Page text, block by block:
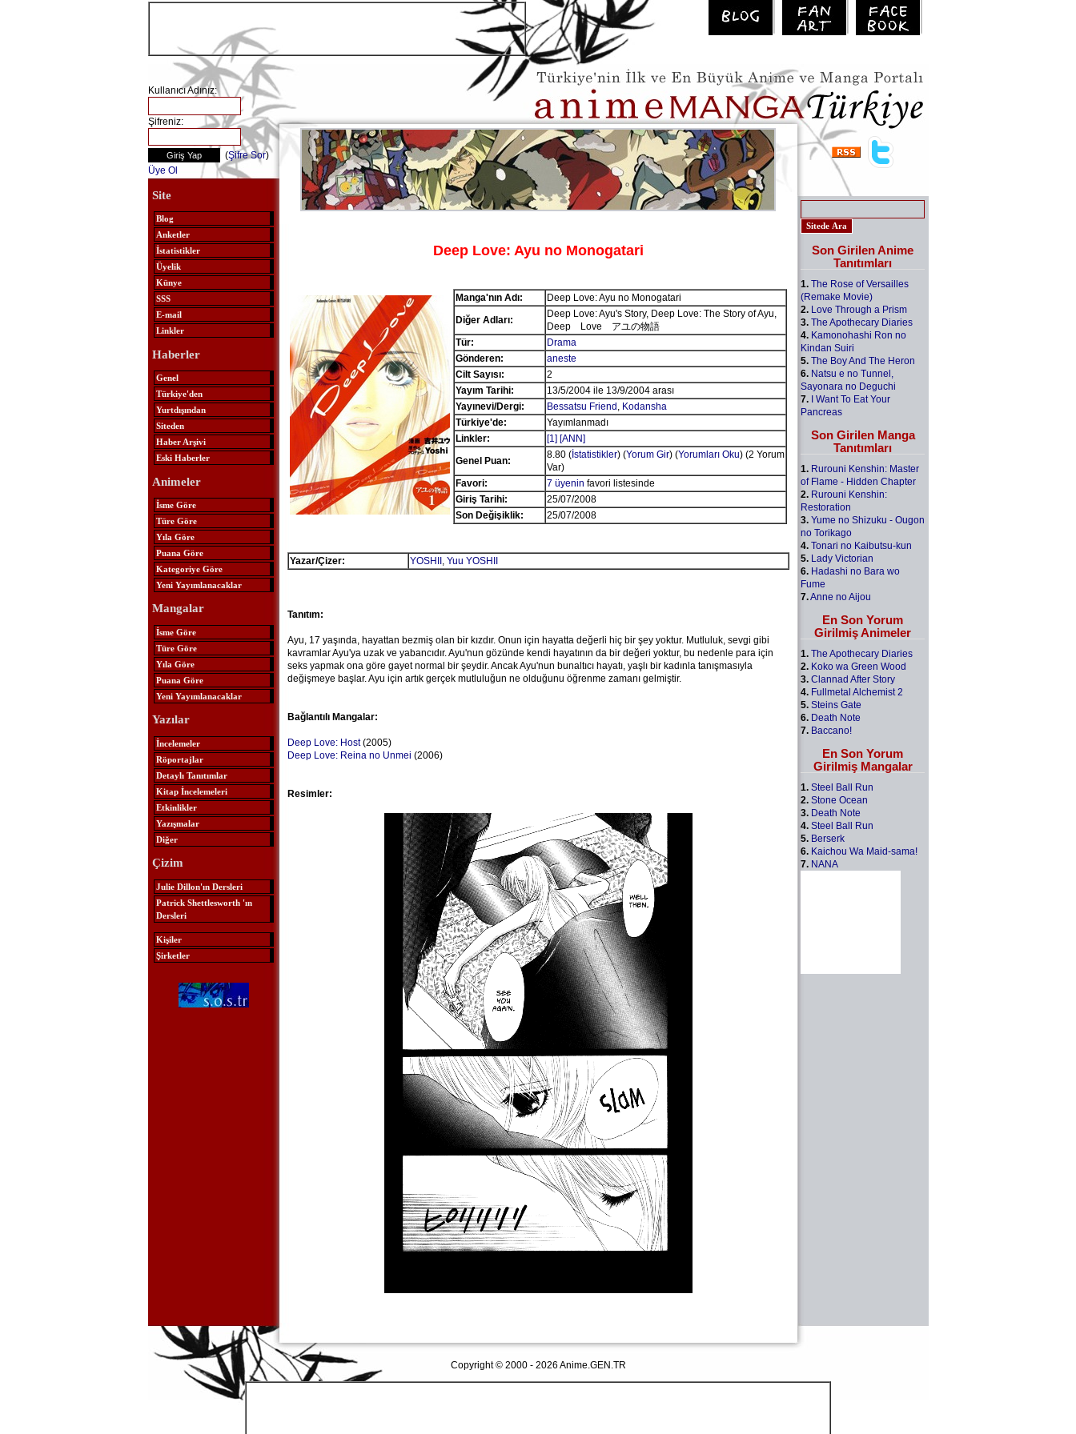
Kullanıcı Adınız:
Şifreniz:
(Şifre Sor)
Üye Ol
Site
Blog
Anketler
İstatistikler
Üyelik
Künye
SSS
E-mail
Linkler
Haberler
Genel
Türkiye'den
Yurtdışından
Siteden
Haber Arşivi
Eski Haberler
Animeler
İsme Göre
Türe Göre
Yıla Göre
Puana Göre
Kategoriye Göre
Yeni Yayımlanacaklar
Mangalar
İsme Göre
Türe Göre
Yıla Göre
Puana Göre
Yeni Yayımlanacaklar
Yazılar
İncelemeler
Röportajlar
Detaylı Tanıtımlar
Kitap İncelemeleri
Etkinlikler
Yazışmalar
Diğer
Çizim
Julie Dillon'ın Dersleri
Patrick Shettlesworth 'ın
Dersleri
Kişiler
Şirketler
Deep Love: Ayu no Monogatari
Manga'nın Adı:
Deep Love: Ayu no Monogatari
Diğer Adları:
Deep Love: Ayu's Story, Deep Love: The Story of Ayu,
Deep Love アユの物語
Tür:
Drama
Gönderen:
aneste
Cilt Sayısı:
2
Yayım Tarihi:
13/5/2004 ile 13/9/2004 arası
Yayınevi/Dergi:
Bessatsu Friend , Kodansha
Türkiye'de:
Yayımlanmadı
Linkler:
[1] [ANN]
Genel Puan:
8.80 (İstatistikler) (Yorum Gir) (Yorumları Oku) (2 Yorum
Var)
Favori:
7 üyenin favori listesinde
Giriş Tarihi:
25/07/2008
Son Değişiklik:
25/07/2008
Yazar/Çizer: YOSHII , Yuu YOSHII
Tanıtım:
Ayu, 17 yaşında, hayattan bezmiş olan bir kızdır. Onun için hayatta değerli hiç bir şey yoktur. Mutluluk, sevgi gibi
kavramlar Ayu'ya uzak ve yabancıdır. Ayu'nun gözünde kendi hayatının da bir değeri yoktur, bu nedenle para için
seks yapmak ona göre gayet normal bir şeydir. Ancak Ayu'nun bunaltıcı hayatı, yaşlı bir kadınla tanışmasıyla
değişmeye başlar. Ayu için artık gerçek mutluluğun ne olduğunu öğrenme zamanı gelmiştir.
Bağlantılı Mangalar:
Deep Love: Host(2005)
Deep Love: Reina no Unmei (2006)
Resimler:
Son Girilen Anime
Tanıtımları
1. The Rose of Versailles
(Remake Movie)
2. Love Through a Prism
3. The Apothecary Diaries
4. Kamonohashi Ron no
Kindan Suiri
5. The Boy And The Heron
6. Natsu e no Tunnel,
Sayonara no Deguchi
7. I Want To Eat Your
Pancreas
Son Girilen Manga
Tanıtımları
1. Rurouni Kenshin: Master
of Flame - Hidden Chapter
2. Rurouni Kenshin:
Restoration
3. Yume no Shizuku - Ougon
no Torikago
4. Tonari no Kaibutsu-kun
5. Lady Victorian
6. Hadashi no Bara wo
Fume
7.Anne no Aijou
En Son Yorum
Girilmiş Animeler
1. The Apothecary Diaries
2. Koko wa Green Wood
3. Clannad After Story
4. Fullmetal Alchemist 2
5. Steins Gate
6. Death Note
7. Baccano!
En Son Yorum
Girilmiş Mangalar
1. Steel Ball Run
2. Stone Ocean
3. Death Note
4. Steel Ball Run
5. Berserk
6. Kaichou Wa Maid-sama!
7. NANA
Copyright © 2000 - 2026 Anime.GEN.TR